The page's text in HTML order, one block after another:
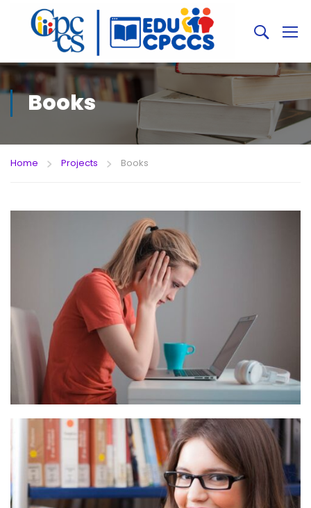
Books
Home Projects Books